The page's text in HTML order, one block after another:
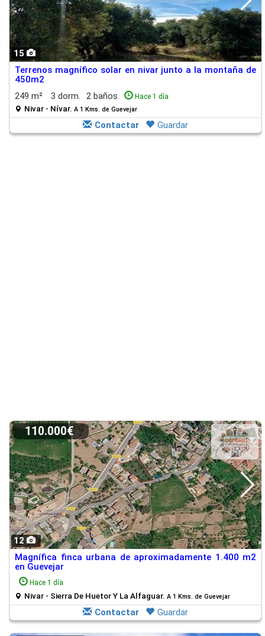
15
Terrenos magnífico solar en nivar junto a la montaña de
450m2
249 m²
3 dorm. 2 baños Hace 1 día
Nivar - Nívar. A 1 Kms. de Guevejar
Contactar Guardar
12
110.000€
Magnífica finca urbana de aproximadamente 1.400 m2
en Guevejar
Hace 1 día
Nivar - Sierra De Huetor Y La Alfaguar. A 1 Kms. de Guevejar
Contactar Guardar